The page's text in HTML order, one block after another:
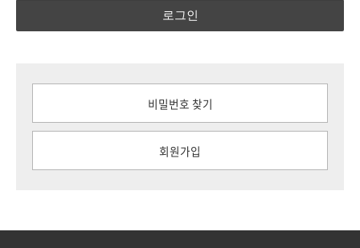
로그인
비밀번호 찾기
회원가입